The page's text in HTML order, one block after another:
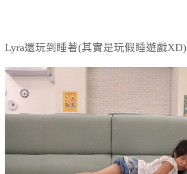
Lyra還玩到睡著(其實是玩假睡遊戲XD)